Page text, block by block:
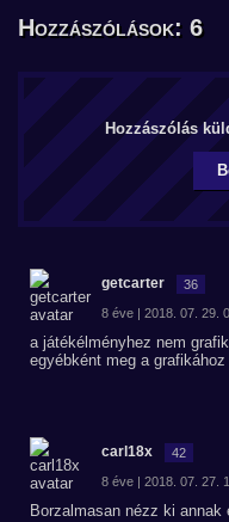
Hozzászólások: 6
Hozzászólás
getcarter 36
8 éve | 2018. 07. 29.
a játékélményhez nem
egyébként meg a
carl18x 42
8 éve | 2018. 07. 27.
Borzalmasan nézz ki